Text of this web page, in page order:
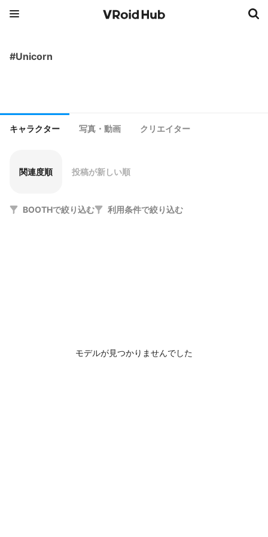
#Unicorn
キャラクター 写真・動画 クリエイター
関連度順 投稿が新しい順
BOOTHで絞り込む 利用条件で絞り込む
モデルが見つかりませんでした